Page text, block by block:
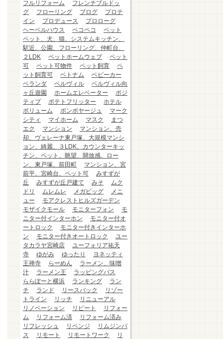
フルリフォーム
フレンチブルドッ
グ
フローリング ブログ
プロテ
イン
プロデュース
プロローグ
ヘーベルハウス
ペコペコ
ペット
ペット、犬、猫、システムキッチン、
駅近、公園、フローリング、仲町台、
２LDK
ペットホームウェブ
ペット
可
ペット可物件 ペット飼育
ペ
ット飼育可
ベトナム
ベビーカー
ベランダ
ベルヴィル
ベルヴィル向
ヶ丘遊園
ホームエレベーター
ポジ
ティブ
ポテトフリッター
ホテル
ボリューム
ボンボヤージュ
マーク
シティ
マイホーム マスク
まつ
エク
マンション
マンション、売
却、ヴェレーナ東戸塚、大規模マンシ
ョン、綺麗、３LDK、カウンターキッ
チン、ペット、眺望、開放感、ロー
ン、東戸塚、前田町
マンション、宮
前平、宮崎台、ペット可
みすずが
丘
みすずが丘戸建て みそ
ムク
ドリ
ムレムレ メガビッグ
メニ
ュー
モアクレストヒルズガーデン
モザイクモール
モニターフォン
モ
ニター付インターホン
モニター付オ
ートロック
モニター付きインターホ
ン
モニター付きオートロック
ユー
タカラヤ宮崎店
ユーフォリア祐天
寺
ゆがみ ゆったり
ヨネッティ
王禅寺
らーめん
ラーメン、味噌
汁
ラーメン王
ラッピングバス
ららぽーと横浜
ランキング
ラン
チ
ランド リースバック
リゾー
トライン
リッチ
リニューアル
リノベーション
リピート
リフォー
ム
リフォーム済
リフォーム済み
リフレッシュ
リベンジ
リムジンバ
ス
リモート リモートワーク
リ